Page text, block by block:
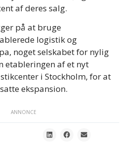
af deres salg.
på at bruge
logistik og
noget selskabet for nylig
etableringen af et nyt
i Stockholm, for at
ekspansion.
ANNONCE